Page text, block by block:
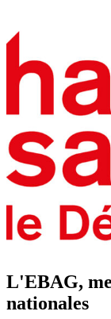
L'EBAG,
nationales